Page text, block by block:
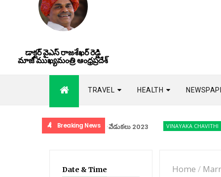
డాక్టర్ వైఎస్ రాజశేఖర్ రెడ్డి
మాజీ ముఖ్యమంత్రి ఆంధ్రప్రదేశ్
TRAVEL HEALTH
Breaking News
DASARA CELEBRATIONS దసరా వేడుకలు 2023 VINAYAKA CHAVITHI
Date & Time Home /